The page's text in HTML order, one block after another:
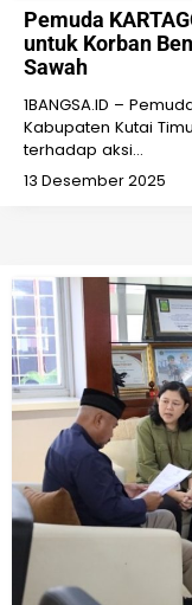
Pemuda
untuk Korban
Sawah
1BANGSA.ID –
Kabupaten Kutai
terhadap aksi…
13 Desember 2025